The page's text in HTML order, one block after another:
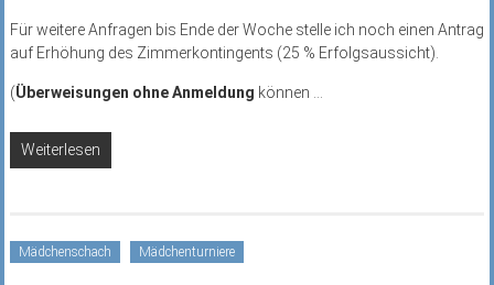
Für weitere Anfragen bis Ende der Woche stelle ich noch einen Antrag
auf Erhöhung des Zimmerkontingents (25 % Erfolgsaussicht).
(Überweisungen ohne Anmeldung können
Weiterlesen
Mädchenschach Mädchenturniere